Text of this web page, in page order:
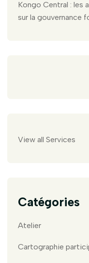
Kongo Central : les
sur la gouvernance
View all Services
Catégories
Atelier
Cartographie